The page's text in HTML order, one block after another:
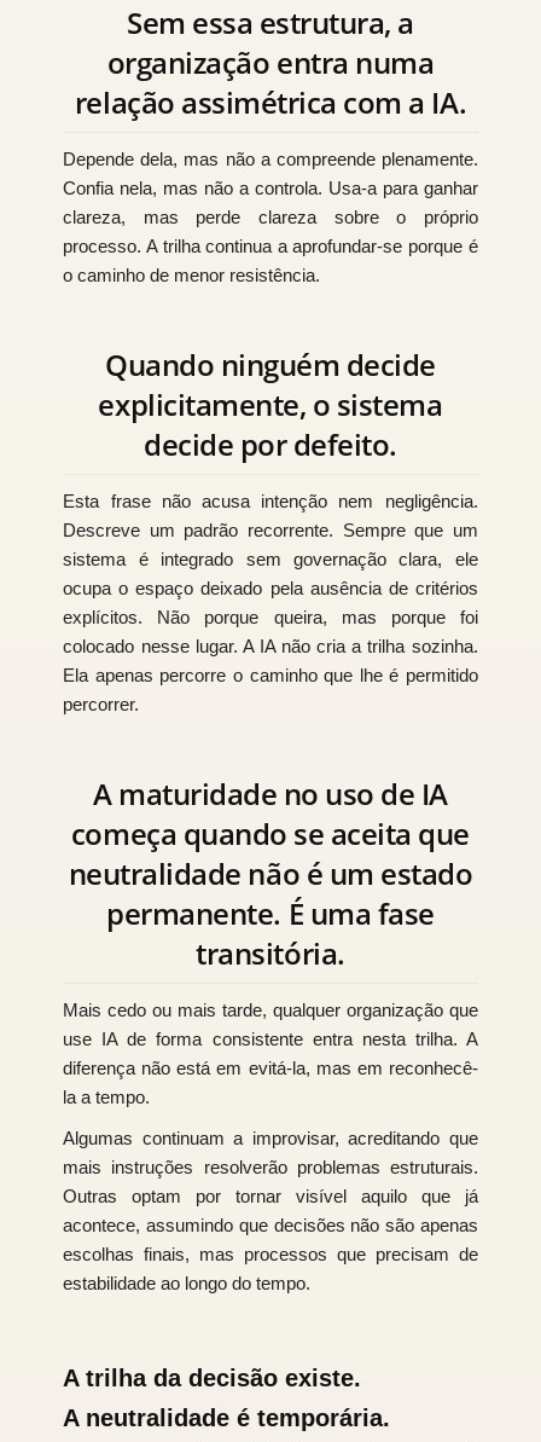
Sem essa estrutura, a
organização entra numa
relação assimétrica com a IA.
Depende dela, mas não a compreende plenamente.
Confia nela, mas não a controla. Usa-a para ganhar
clareza, mas perde clareza sobre o próprio
processo. A trilha continua a aprofundar-se porque é
o caminho de menor resistência.
Quando ninguém decide
explicitamente, o sistema
decide por defeito.
Esta frase não acusa intenção nem negligência.
Descreve um padrão recorrente. Sempre que um
sistema é integrado sem governação clara, ele
ocupa o espaço deixado pela ausência de critérios
explícitos. Não porque queira, mas porque foi
colocado nesse lugar. A IA não cria a trilha sozinha.
Ela apenas percorre o caminho que lhe é permitido
percorrer.
A maturidade no uso de IA
começa quando se aceita que
neutralidade não é um estado
permanente. É uma fase
transitória.
Mais cedo ou mais tarde, qualquer organização que
use IA de forma consistente entra nesta trilha. A
diferença não está em evitá-la, mas em reconhecê-
la a tempo.
Algumas continuam a improvisar, acreditando que
mais instruções resolverão problemas estruturais.
Outras optam por tornar visível aquilo que já
acontece, assumindo que decisões não são apenas
escolhas finais, mas processos que precisam de
estabilidade ao longo do tempo.
A trilha da decisão existe.
A neutralidade é temporária.